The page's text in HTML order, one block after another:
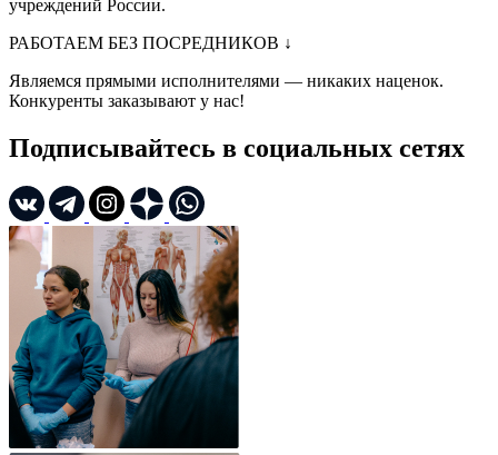
учреждений России.
РАБОТАЕМ БЕЗ ПОСРЕДНИКОВ ↓
Являемся прямыми исполнителями — никаких наценок.
Конкуренты заказывают у нас!
Подписывайтесь в социальных сетях